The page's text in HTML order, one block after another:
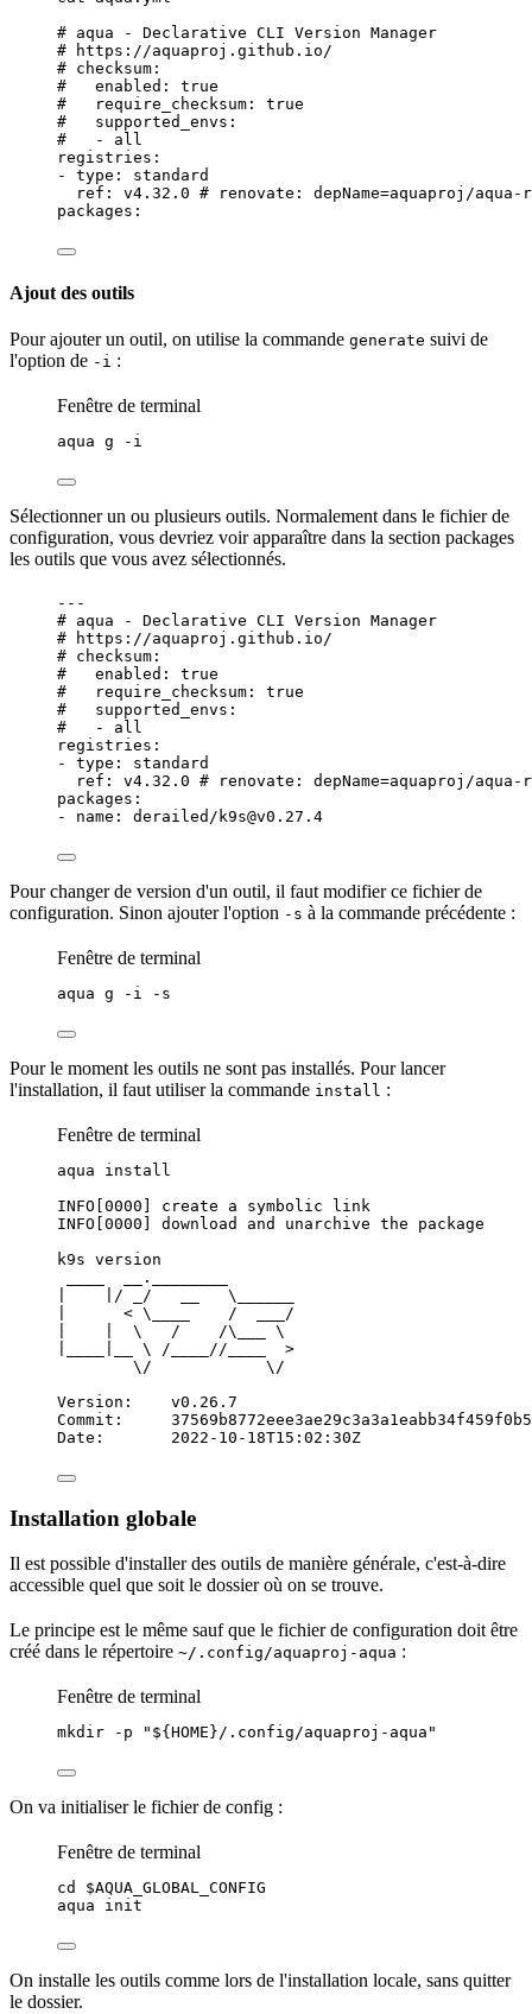
# aqua - Declarative CLI Version Manager
# https://aquaproj.github.io/
# checksum:
#   enabled: true
#   require_checksum: true
#   supported_envs:
#   - all
registries:
-
type:
standard
ref:
v4.32.0 # renovate: depName=aquaproj/
packages:
Ajout des outils
Pour ajouter un outil, on utilise la commande generate suivi de
l'option de -i :
Fenêtre de terminal
aqua g -i
Sélectionner un ou plusieurs outils. Normalement dans le fichier de
configuration, vous devriez voir apparaître dans la section packages
les outils que vous avez sélectionnés.
---
# aqua - Declarative CLI Version Manager
# https://aquaproj.github.io/
# checksum:
#   enabled: true
#   require_checksum: true
#   supported_envs:
#   - all
registries :
- type : standard
ref : v4.32.0 # renovate: depName=aquaproj/
packages :
- name : derailed/k9s@v0.27.4
Pour changer de version d'un outil, il faut modifier ce fichier de
configuration. Sinon ajouter l'option -s à la commande précédente :
Fenêtre de terminal
aqua g -i -s
Pour le moment les outils ne sont pas installés. Pour lancer
l'installation, il faut utiliser la commande install :
Fenêtre de terminal
aqua
install
INFO[0000]
create a symbolic
link
INFO[0000]
download and unarchive the
package
k9s version
__.________
/ _/ \_
< \____ /
___/
\ / /\_
\
\ /____//____
>
\/
\/
Version:
v0.26.7
Commit:
Date:
2022-10-18T15:02:30Z
Installation globale
Il est possible d'installer des outils de manière générale, c'est-à-dire
accessible quel que soit le dossier où on se trouve.
Le principe est le même sauf que le fichier de configuration doit être
créé dans le répertoire ~/.config/aquaproj-aqua :
Fenêtre de terminal
mkdir -p " ${ HOME }/.config/aquaproj-aqua "
On va initialiser le fichier de config :
Fenêtre de terminal
cd
$AQUA_GLOBAL_CONFIG
aqua
init
On installe les outils comme lors de l'installation locale, sans quitter
le dossier.